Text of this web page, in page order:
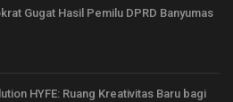
Gugat Hasil Pemilu DPRD Banyumas
HYFE: Ruang Kreativitas Baru bagi